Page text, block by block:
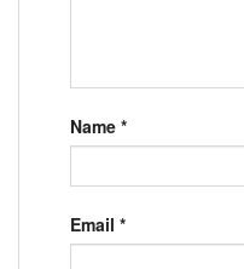
Name *
Email *